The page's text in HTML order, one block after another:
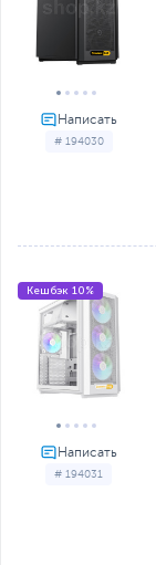
# 194030
# 194031
Кешбэк 10%